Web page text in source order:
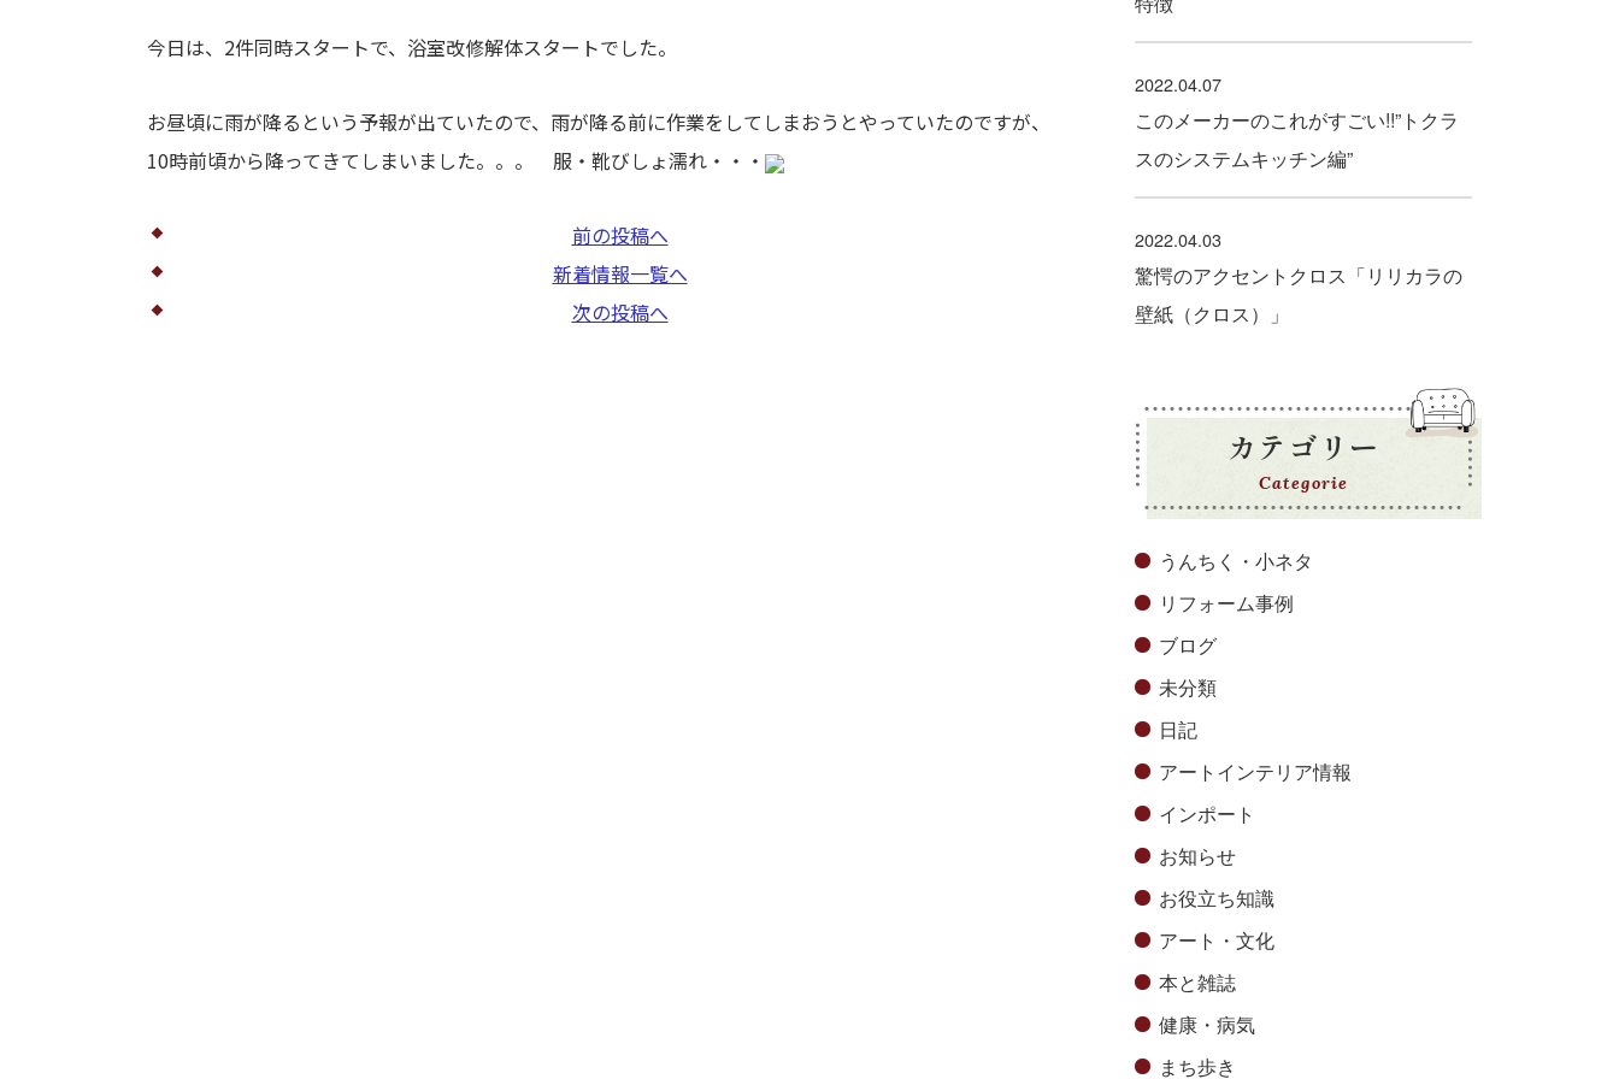
今日は、2件同時スタートで、浴室改修解体スタートでした。
お昼頃に雨が降るという予報が出ていたので、雨が降る前に作業をしてしまおうとやっていたのですが、
10時前頃から降ってきてしまいました。。。 服・靴びしょ濡れ・・・
前の投稿へ
新着情報一覧へ
次の投稿へ
2022.04.07
このメーカーのこれがすごい!!”トクラ
スのシステムキッチン編”
2022.04.03
驚愕のアクセントクロス「リリカラの
壁紙（クロス）」
カテゴリー
Categorie
うんちく・小ネタ
リフォーム事例
ブログ
未分類
日記
アートインテリア情報
インポート
お知らせ
お役立ち知識
アート・文化
本と雑誌
健康・病気
まち歩き